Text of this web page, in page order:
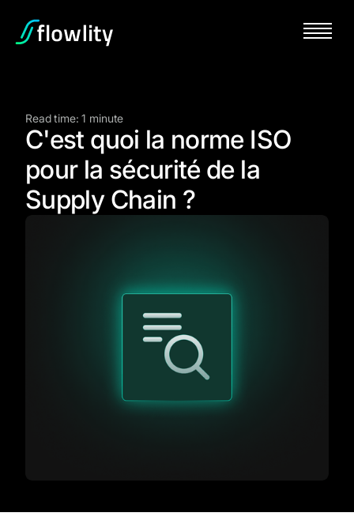
Read time: 1 minute
C'est quoi la norme ISO
pour la sécurité de la
Supply Chain ?